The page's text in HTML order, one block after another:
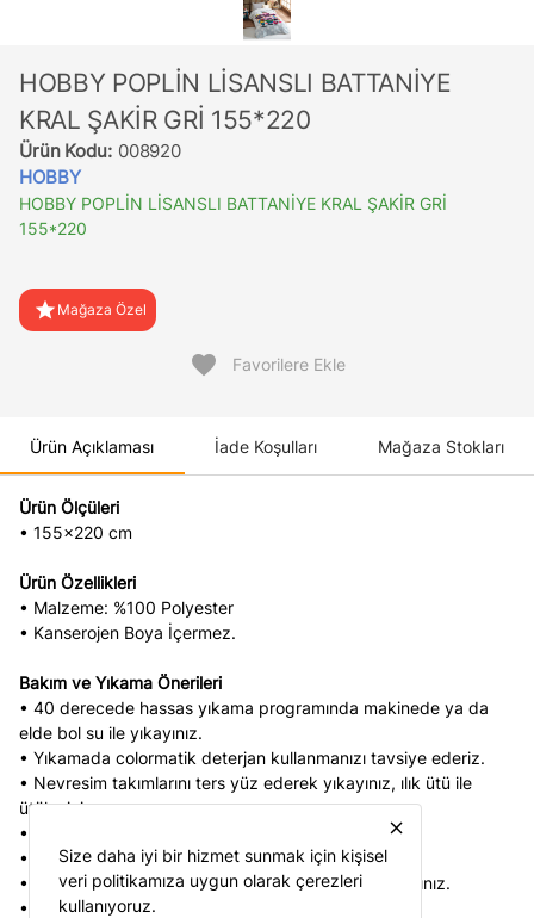
HOBBY POPLİN LİSANSLI BATTANİYE
KRAL ŞAKİR GRİ 155*220
Ürün Kodu: 008920
HOBBY
HOBBY POPLİN LİSANSLI BATTANİYE KRAL ŞAKİR GRİ
155*220
star Mağaza Özel
favorite Favorilere Ekle
Ürün Açıklaması İade Koşulları Mağaza Stokları
Ürün Ölçüleri
• 155x220 cm
Ürün Özellikleri
• Malzeme: %100 Polyester
• Kanserojen Boya İçermez.
Bakım ve Yıkama Önerileri
• 40 derecede hassas yıkama programında makinede ya da
elde bol su ile yıkayınız.
• Yıkamada colormatik deterjan kullanmanızı tavsiye ederiz.
• Nevresim takımlarını ters yüz ederek yıkayınız, ılık ütü ile
ütüleyiniz.
• Asarak veya düz bir zemine sererek kurutunuz.
• Islak bekletmeyiniz.
• Yıkama esnasında açık ve koyu renkleri ayrı yıkayınız.
• Asla çamaşır suyu ve ağartıcı kullanmayınız.
close
Size daha iyi bir hizmet sunmak için kişisel
veri politikamıza uygun olarak çerezleri
kullanıyoruz.